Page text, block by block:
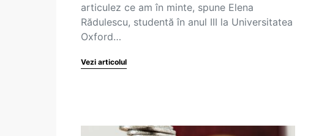
articulez ce am în minte, spune Elena
Rădulescu, studentă în anul III la Universitatea
Oxford…
Vezi articolul